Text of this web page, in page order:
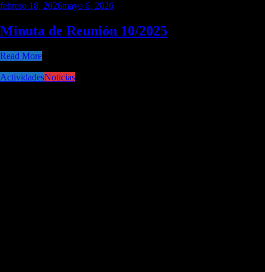
febrero 18, 2026mayo 6, 2026
Minuta de Reunión 10/2025
Read More
ActividadesNoticias